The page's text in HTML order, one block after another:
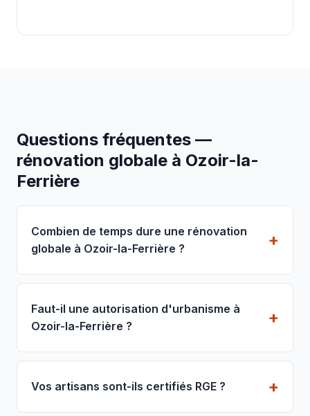
Questions fréquentes —
rénovation globale à Ozoir-la-
Ferrière
Combien de temps dure une rénovation
globale à Ozoir-la-Ferrière ?
Faut-il une autorisation d'urbanisme à
Ozoir-la-Ferrière ?
Vos artisans sont-ils certifiés RGE ?